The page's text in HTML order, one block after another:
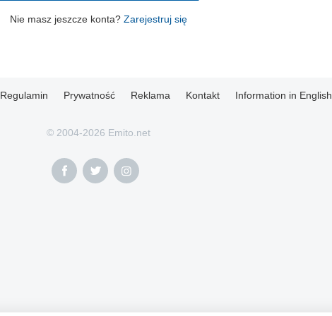
Nie masz jeszcze konta? Zarejestruj się
Regulamin Prywatność Reklama Kontakt Information in English
© 2004-2026 Emito.net